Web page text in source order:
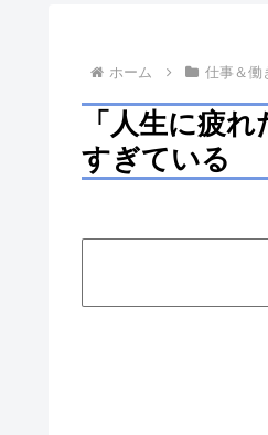
ホーム 仕事＆働
「人生に疲
すぎている